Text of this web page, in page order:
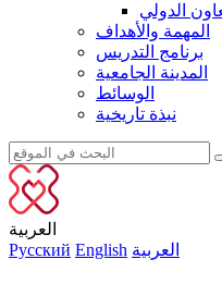
الدولي
المهمة والأهداف
برنامج التدريس
المدينة الجامعية
الوسائط
نبذة تاريخية
العربية
Русский English العربية